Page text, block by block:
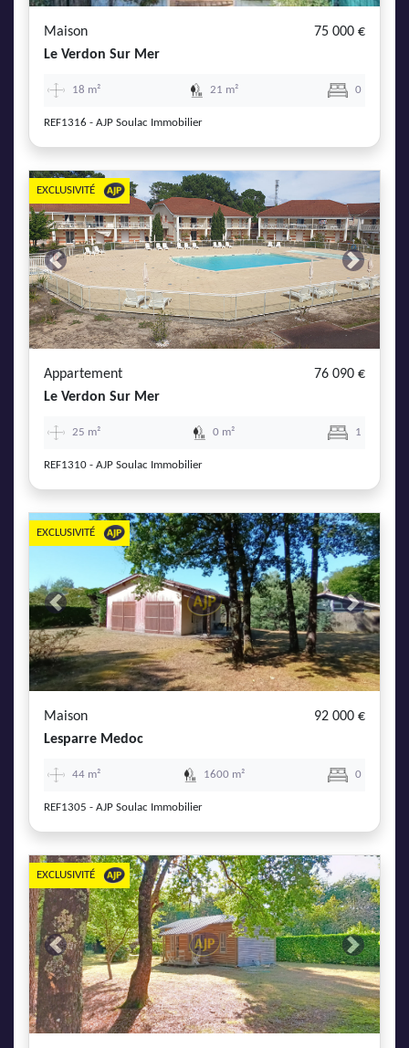
Maison
75 000 €
Le Verdon Sur Mer
18 m² 21 m² 0
REF1316 - AJP Soulac Immobilier
Previous Next
EXCLUSIVITÉ
Appartement
76 090 €
Le Verdon Sur Mer
25 m² 0 m² 1
REF1310 - AJP Soulac Immobilier
Previous Next
EXCLUSIVITÉ
Maison
92 000 €
Lesparre Medoc
44 m² 1600 m² 0
REF1305 - AJP Soulac Immobilier
Previous Next
EXCLUSIVITÉ